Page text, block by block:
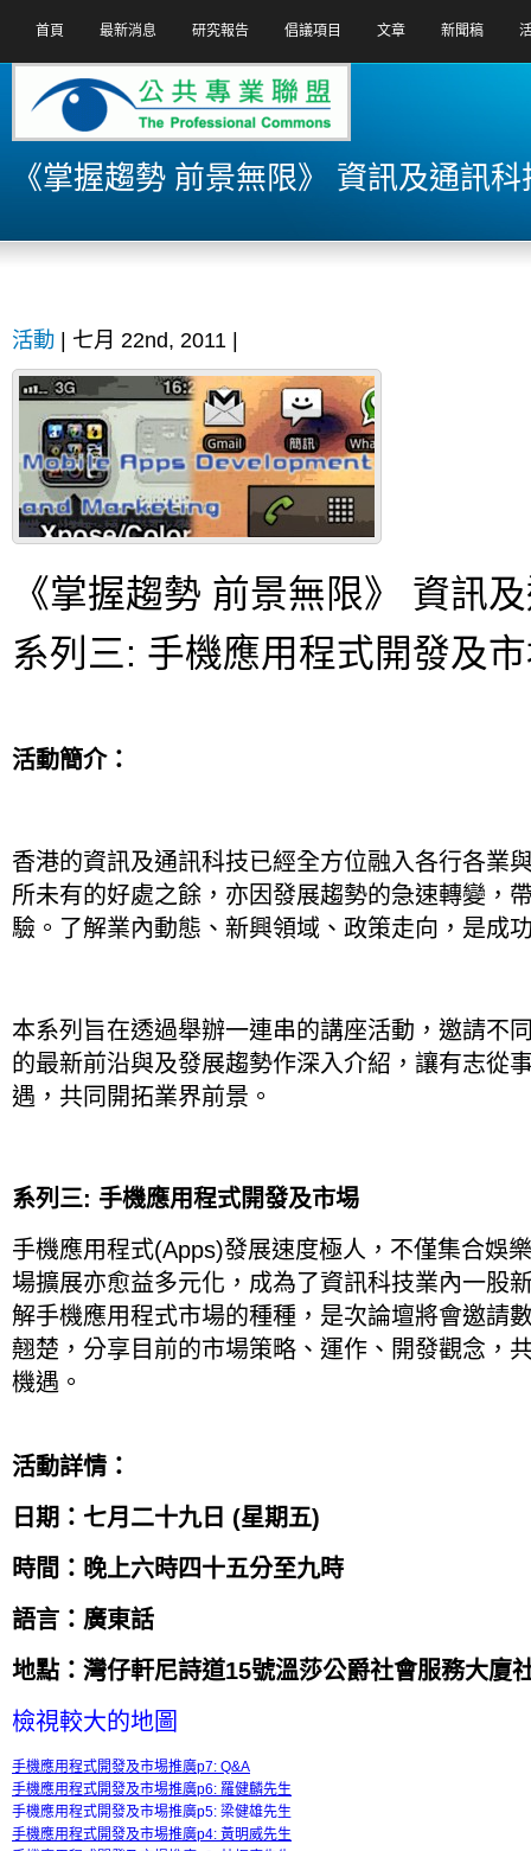
首頁 最新消息 研究報告 倡議項目 文章 新聞稿
《掌握趨勢 前景無限》 資訊及通訊
活動 | 七月 22nd, 2011 |
《掌握趨勢 前景無限》 資訊
系列三: 手機應用程式開發及
活動簡介：
香港的資訊及通訊科技已經全方位融入各行各業
所未有的好處之餘，亦因發展趨勢的急速轉變，
驗。了解業內動態、新興領域、政策走向，是成
本系列旨在透過舉辦一連串的講座活動，邀請不
的最新前沿與及發展趨勢作深入介紹，讓有志從
遇，共同開拓業界前景。
系列三: 手機應用程式開發及市埸
手機應用程式(Apps)發展速度極人，不僅集合娛
場擴展亦愈益多元化，成為了資訊科技業內一股
解手機應用程式市場的種種，是次論壇將會邀請
翹楚，分享目前的市場策略、 運作、開發觀念，
機遇。
活動詳情：
日期：七月二十九日 (星期五)
時間：晚上六時四十五分至九時
語言：廣東話
地點：灣仔軒尼詩道15號溫莎公爵社會服務大廈
檢視較大的地圖
手機應用程式開發及市埸推廣p7: Q&A
手機應用程式開發及市埸推廣p6: 羅健麟先生
手機應用程式開發及市埸推廣p5: 梁健雄先生
手機應用程式開發及市埸推廣p4: 黃明威先生